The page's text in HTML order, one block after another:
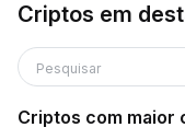
Criptos em
Pesquisar
Criptos com maior